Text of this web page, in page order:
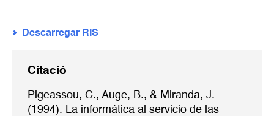
Descarregar RIS
Citació
Pigeassou, C., Auge, B., & Miranda, J.
(1994). La informática al servicio de las